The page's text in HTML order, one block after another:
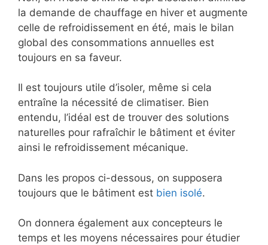
la demande de chauffage en hiver et augmente
celle de refroidissement en été, mais le bilan
global des consommations annuelles est
toujours en sa faveur.
Il est toujours utile d’isoler, même si cela
entraîne la nécessité de climatiser. Bien
entendu, l’idéal est de trouver des solutions
naturelles pour rafraîchir le bâtiment et éviter
ainsi le refroidissement mécanique.
Dans les propos ci-dessous, on supposera
toujours que le bâtiment est bien isolé.
On donnera également aux concepteurs le
temps et les moyens nécessaires pour étudier